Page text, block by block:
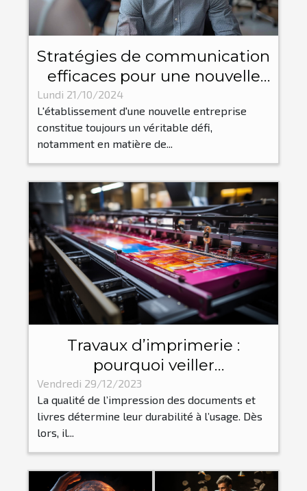
Stratégies de communication
efficaces pour une nouvelle
implantation d'entreprise
Lundi 21/10/2024
L'établissement d'une nouvelle entreprise
constitue toujours un véritable défi,
notamment en matière de...
Travaux d’imprimerie :
pourquoi veiller
particulièrement à un bon
façonnage de toute
impression ?
Vendredi 29/12/2023
La qualité de l’impression des documents et
livres détermine leur durabilité à l’usage. Dès
lors, il...